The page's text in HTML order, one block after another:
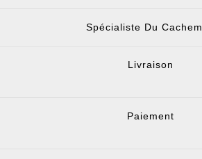
Spécialiste Du
Livraison
Paiement